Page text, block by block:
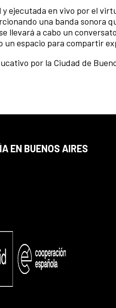
ejecutada en vivo por el
una banda sonora
llevará a cabo un
espacio para compartir
por la Ciudad de
EN BUENOS AIRES